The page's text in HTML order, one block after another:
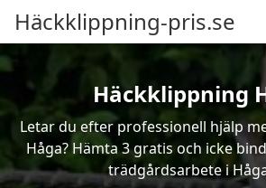
Häckklippning-pris.se
Häckklippning
Letar du efter professionell hjälp
Håga? Hämta 3 gratis och icke
trädgårdsarbete i